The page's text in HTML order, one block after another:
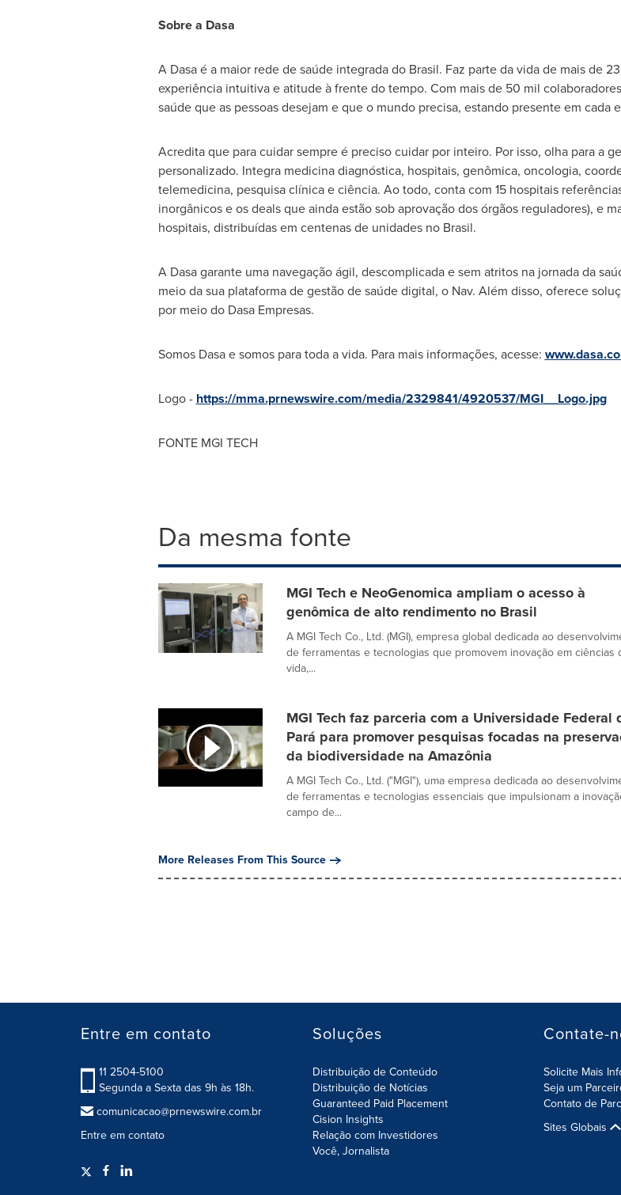
Sobre a Dasa
A Dasa é a maior rede de saúde integrada do Brasil. Faz parte da vida de mais de
experiência intuitiva e atitude à frente do tempo. Com mais de 50 mil
saúde que as pessoas desejam e que o mundo precisa, estando presente em cada
Acredita que para cuidar sempre é preciso cuidar por inteiro. Por isso, olha para a
personalizado. Integra medicina diagnóstica, hospitais, genômica, oncologia,
telemedicina, pesquisa clínica e ciência. Ao todo, conta com 15 hospitais
inorgânicos e os deals que ainda estão sob aprovação dos órgãos reguladores), e
hospitais, distribuídas em centenas de unidades no Brasil.
A Dasa garante uma navegação ágil, descomplicada e sem atritos na jornada da
meio da sua plataforma de gestão de saúde digital, o Nav. Além disso, oferece
por meio do Dasa Empresas.
Somos Dasa e somos para toda a vida. Para mais informações, acesse:
Logo - https://mma.prnewswire.com/media/2329841/4920537/MGI__Logo.jpg
FONTE MGI TECH
Da mesma fonte
MGI Tech e NeoGenomica ampliam o acesso à
genômica de alto rendimento no Brasil
A MGI Tech Co., Ltd. (MGI), empresa global dedicada ao
de ferramentas e tecnologias que promovem inovação em ciências
vida,...
MGI Tech faz parceria com a Universidade Federal
Pará para promover pesquisas focadas na
da biodiversidade na Amazônia
A MGI Tech Co., Ltd. ("MGI"), uma empresa dedicada ao
de ferramentas e tecnologias essenciais que impulsionam a
campo de...
More Releases From This Source
Entre em contato
11 2504-5100
Segunda a Sexta das 9h às 18h.
comunicacao@prnewswire.com.br
Entre em contato
Soluções
Distribuição de Conteúdo
Distribuição de Notícias
Guaranteed Paid Placement
Cision Insights
Relação com Investidores
Você, Jornalista
Contate-
Solicite Mais
Seja um
Contato de
Sites Globais